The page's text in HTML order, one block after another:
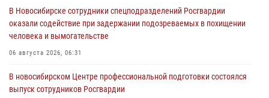
В Новосибирске сотрудники спецподразделений Росгвардии
оказали содействие при задержании подозреваемых в похищении
человека и вымогательстве
06 августа 2026, 06:31
В новосибирском Центре профессиональной подготовки состоялся
выпуск сотрудников Росгвардии